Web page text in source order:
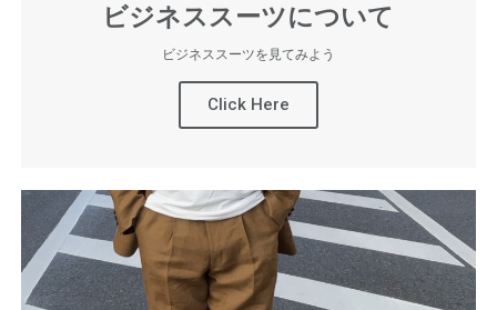
ビジネススーツについて
ビジネススーツを見てみよう
Click Here